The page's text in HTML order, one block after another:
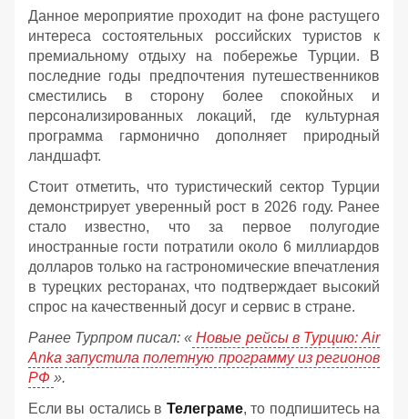
Данное мероприятие проходит на фоне растущего
интереса состоятельных российских туристов к
премиальному отдыху на побережье Турции. В
последние годы предпочтения путешественников
сместились в сторону более спокойных и
персонализированных локаций, где культурная
программа гармонично дополняет природный
ландшафт.
Стоит отметить, что туристический сектор Турции
демонстрирует уверенный рост в 2026 году. Ранее
стало известно, что за первое полугодие
иностранные гости потратили около 6 миллиардов
долларов только на гастрономические впечатления
в турецких ресторанах, что подтверждает высокий
спрос на качественный досуг и сервис в стране.
Ранее Турпром писал: « Новые рейсы в Турцию: Air
Anka запустила полетную программу из регионов
РФ ».
Если вы остались в Телеграме, то подпишитесь на